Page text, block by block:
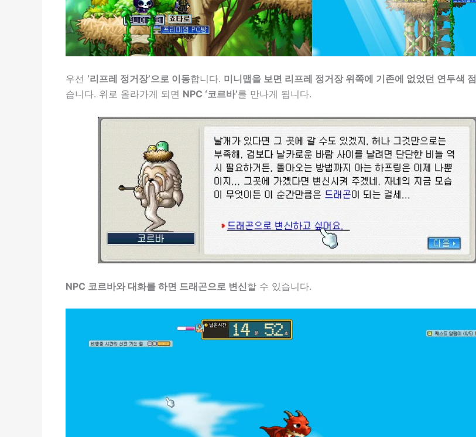
우선 ‘리프레 정거장’으로 이동합니다. 미니맵을 보면 리프레 정거장 위쪽에 기존에 없었던 연두색 점
습니다. 위로 올라가게 되면 NPC ‘코르바’를 만나게 됩니다.
NPC 코르바와 대화를 하면 드래곤으로 변신할 수 있습니다.